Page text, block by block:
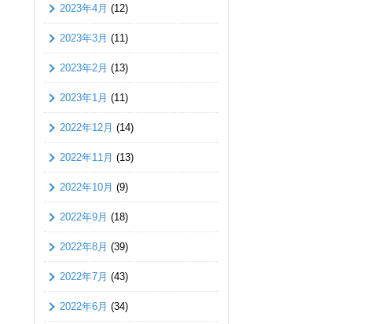
2023年4月 (12)
2023年3月 (11)
2023年2月 (13)
2023年1月 (11)
2022年12月 (14)
2022年11月 (13)
2022年10月 (9)
2022年9月 (18)
2022年8月 (39)
2022年7月 (43)
2022年6月 (34)